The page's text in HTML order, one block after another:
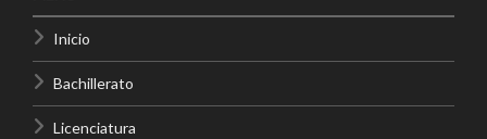
Inicio
Bachillerato
Licenciatura